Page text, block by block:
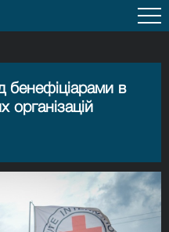
бенефіціарами в
організацій